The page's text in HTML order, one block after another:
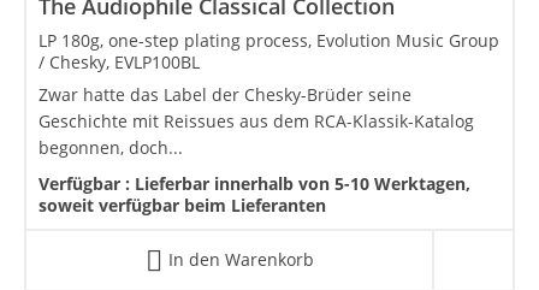
The Audiophile Classical Collection
LP 180g, one-step plating process, Evolution Music Group
/ Chesky, EVLP100BL
Zwar hatte das Label der Chesky-Brüder seine
Geschichte mit Reissues aus dem RCA-Klassik-Katalog
begonnen, doch...
Verfügbar : Lieferbar innerhalb von 5-10 Werktagen,
soweit verfügbar beim Lieferanten
In den Warenkorb